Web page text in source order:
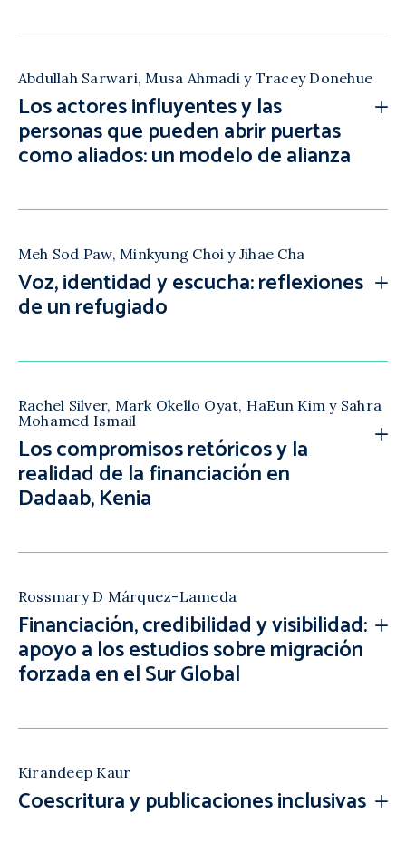
Abdullah Sarwari, Musa Ahmadi y Tracey Donehue
Los actores influyentes y las
personas que pueden abrir puertas
como aliados: un modelo de alianza
Meh Sod Paw, Minkyung Choi y Jihae Cha
Voz, identidad y escucha: reflexiones
de un refugiado
Rachel Silver, Mark Okello Oyat, HaEun Kim y Sahra
Mohamed Ismail
Los compromisos retóricos y la
realidad de la financiación en
Dadaab, Kenia
Rossmary D Márquez-Lameda
Financiación, credibilidad y visibilidad:
apoyo a los estudios sobre migración
forzada en el Sur Global
Kirandeep Kaur
Coescritura y publicaciones inclusivas